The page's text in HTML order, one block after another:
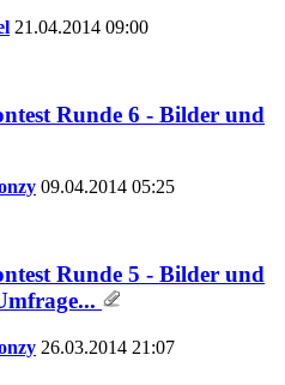
21.04.2014 09:00
Runde 6 - Bilder und
09.04.2014 05:25
Runde 5 - Bilder und
26.03.2014 21:07